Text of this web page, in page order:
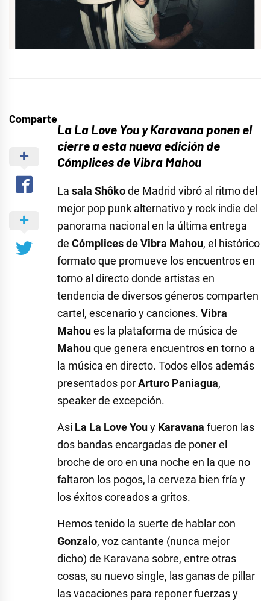
Comparte
La La Love You y Karavana ponen el
cierre a esta nueva edición de
Cómplices de Vibra Mahou
La sala Shôkode Madrid vibró al ritmo del
mejor pop punk alternativo y rock indie del
panorama nacional en la última entrega
de Cómplices de Vibra Mahou, el histórico
formato que promueve los encuentros en
torno al directo donde artistas en
tendencia de diversos géneros comparten
cartel, escenario y canciones. Vibra
Mahoues la plataforma de música de
Mahouque genera encuentros en torno a
la música en directo. Todos ellos además
presentados porArturo Paniagua,
speaker de excepción.
AsíLa La Love Youy Karavana fueron las
dos bandas encargadas de poner el
broche de oro en una noche en la que no
faltaron los pogos, la cerveza bien fría y
los éxitos coreados a gritos.
Hemos tenido la suerte de hablar con
Gonzalo, voz cantante (nunca mejor
dicho) de Karavana sobre, entre otras
cosas, su nuevo single, las ganas de pillar
las vacaciones para reponer fuerzas y